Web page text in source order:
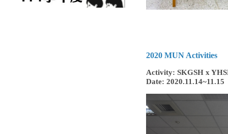
2020 MUN Activities
Activity: SKGSH x
Date: 2020.11.14~11.15